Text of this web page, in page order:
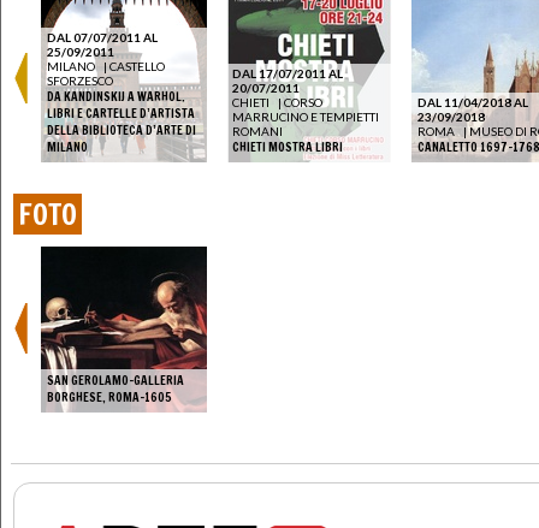
DAL 07/07/2011 AL
25/09/2011
MILANO
| CASTELLO
SFORZESCO
DA KANDINSKIJ A WARHOL.
LIBRI E CARTELLE D’ARTISTA
DELLA BIBLIOTECA D’ARTE DI
MILANO
DAL 17/07/2011 AL
20/07/2011
CHIETI
| CORSO
MARRUCINO E TEMPIETTI
ROMANI
CHIETI MOSTRA LIBRI
DAL 11/04/2018 AL
23/09/2018
ROMA
|MUSEO DI
CANALETTO 1697-1768
FOTO
SAN GEROLAMO-GALLERIA
BORGHESE, ROMA-1605